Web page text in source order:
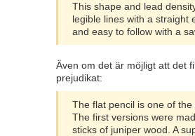
This shape and lead
legible lines with a straight
and easy to follow with a
Även om det är möjligt att det
prejudikat:
The flat pencil is one of the
The first versions were
sticks of juniper wood. A